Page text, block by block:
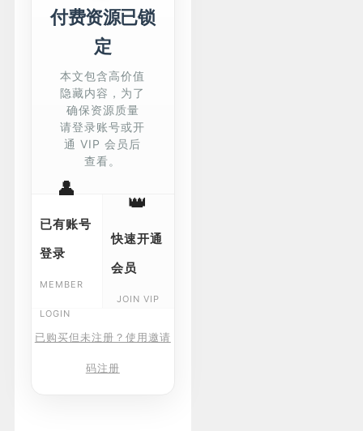
付费资源已锁
定
本文包含高价值
隐藏内容，为了
确保资源质量
请登录账号或开
通 VIP 会员后
查看。
👤
已有账号
登录
MEMBER
LOGIN
👑
快速开通
会员
JOIN VIP
已购买但未注册？使用邀请
码注册